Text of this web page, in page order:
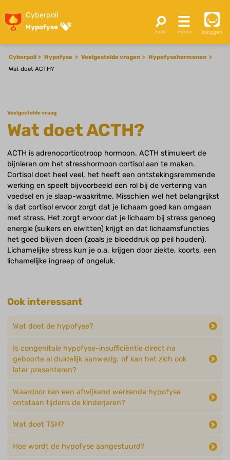
Cyberpoli
Hypofyse
inloggen
Cyberpoli Hypofyse Veelgestelde vragen
Hypofysehormonen
Wat doet ACTH?
Veelgestelde vraag
Wat doet ACTH?
ACTH is adrenocorticotroop hormoon. ACTH stimuleert de
bijnieren om het stresshormoon cortisol aan te maken.
Cortisol doet heel veel, het heeft een ontstekingsremmende
werking en speelt bijvoorbeeld een rol bij de vertering van
voedsel en je slaap-waakritme. Misschien wel het belangrijkst
is dat cortisol ervoor zorgt dat je lichaam goed kan omgaan
met stress. Het zorgt ervoor dat je lichaam bij stress genoeg
energie (suikers en eiwitten) krijgt en dat lichaamsfuncties
het goed blijven doen (zoals je bloeddruk op peil houden).
Lichamelijke stress kun je o.a. krijgen door ziekte, koorts, een
lichamelijke ingreep of ongeluk.
Ook interessant
Wat doet de hypofyse?
Is congenitale hypofyse-insufficiëntie direct na
geboorte al duidelijk aanwezig, of kan het zich ook
later presenteren?
Waardoor kan een afwijkend werkende hypofyse
ontstaan tijdens de kinderjaren?
Wat doet TSH?
Hoe wordt de hypofyse aangestuurd?